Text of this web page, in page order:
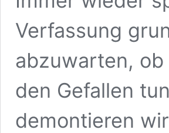
Verfassung
abzuwarten,
den Gefallen
demontieren